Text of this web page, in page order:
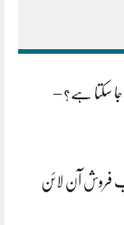
جا سکتا ہے؟ –
فروش آن لائن